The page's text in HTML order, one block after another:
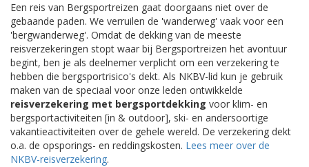
Een reis van Bergsportreizen gaat doorgaans niet over de
gebaande paden. We verruilen de 'wanderweg' vaak voor een
'bergwanderweg'. Omdat de dekking van de meeste
reisverzekeringen stopt waar bij Bergsportreizen het avontuur
begint, ben je als deelnemer verplicht om een verzekering te
hebben die bergsportrisico's dekt. Als NKBV-lid kun je gebruik
maken van de speciaal voor onze leden ontwikkelde
reisverzekering met bergsportdekking voor klim- en
bergsportactiviteiten [in & outdoor], ski- en andersoortige
vakantieactiviteiten over de gehele wereld. De verzekering dekt
o.a. de opsporings- en reddingskosten. Lees meer over de
NKBV-reisverzekering.